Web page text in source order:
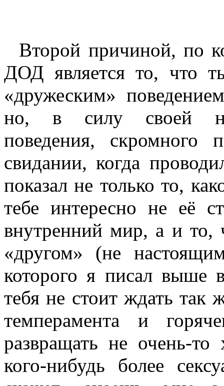
Второй причиной, по
ДОД является то, что
«дружеским»
но, в силу своей
поведения, скромного
свидании, когда
показал не только то,
тебе интересно не её
внутренний мир, а и
«другом» (не
которого я писал выше
тебя не стоит ждать так
темперамента и
развращать не очень-
кого-нибудь более